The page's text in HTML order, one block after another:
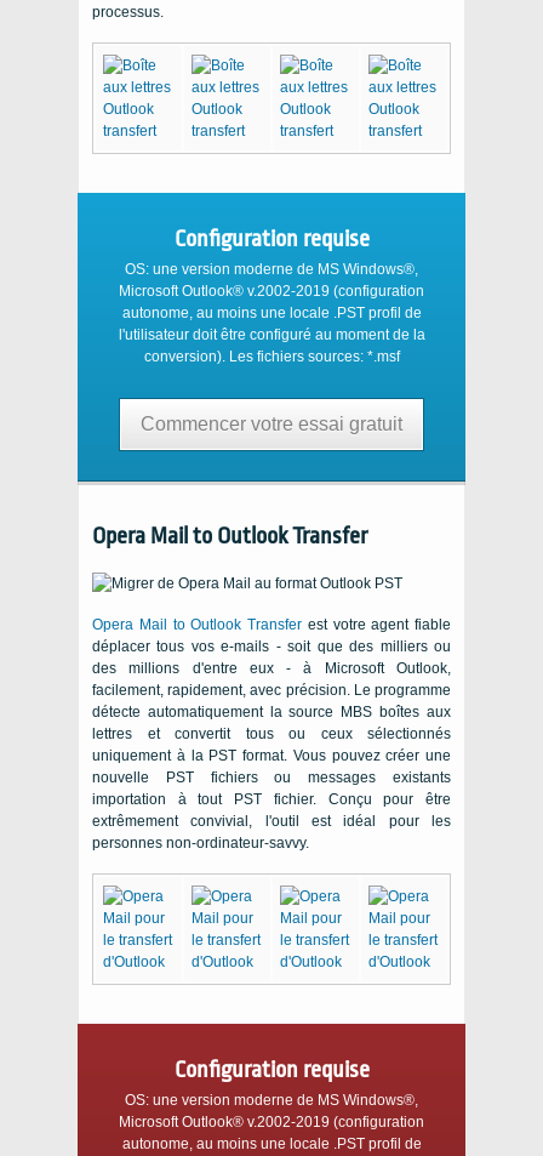
processus.
Configuration requise
OS: une version moderne de MS Windows®,
Microsoft Outlook® v.2002-2019 (configuration
autonome, au moins une locale .PSTprofil de
l'utilisateur doit être configuré au moment de la
conversion). Les fichiers sources: *.msf
Commencer votre essai gratuit
Opera Mail to Outlook Transfer
Opera Mail to Outlook Transfer est votre agent fiable
déplacer tous vos e-mails - soit que des milliers ou
des millions d'entre eux - à
Microsoft Outlook,
facilement, rapidement, avec précision. Le programme
détecte automatiquement la source MBS boîtes aux
lettres et convertit tous ou ceux sélectionnés
uniquement à la PST format. Vous pouvez créer une
nouvelle
PSTfichiers ou messages existants
importation à tout
PST fichier. Conçu pour être
extrêmement convivial, l'outil est idéal pour les
personnes non-ordinateur-savvy.
Configuration requise
OS: une version moderne de MS Windows®,
Microsoft Outlook® v.2002-2019 (configuration
autonome, au moins une locale .PSTprofil de